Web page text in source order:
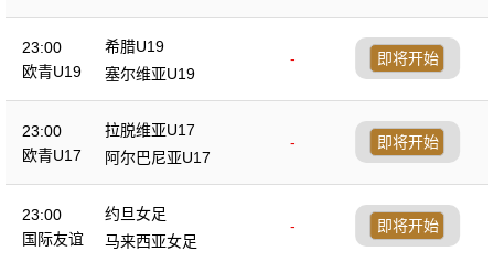
23:00
欧青U19
希腊U19
-
塞尔维亚U19
即将开始
23:00
欧青U17
拉脱维亚U17
-
阿尔巴尼亚U17
即将开始
23:00
国际友谊
约旦女足
-
马来西亚女足
即将开始